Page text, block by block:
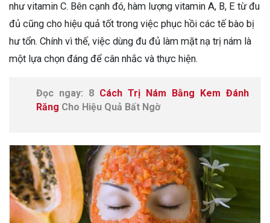
như vitamin C. Bên cạnh đó, hàm lượng vitamin A, B, E từ đu
đủ cũng cho hiệu quả tốt trong việc phục hồi các tế bào bị
hư tổn. Chính vì thế, việc dùng đu đủ làm mặt nạ trị nám là
một lựa chọn đáng để cân nhắc và thực hiện.
Đọc ngay: 8 Cách Trị Nám Bằng Kem Đánh
Răng Cho Hiệu Quả Bất Ngờ